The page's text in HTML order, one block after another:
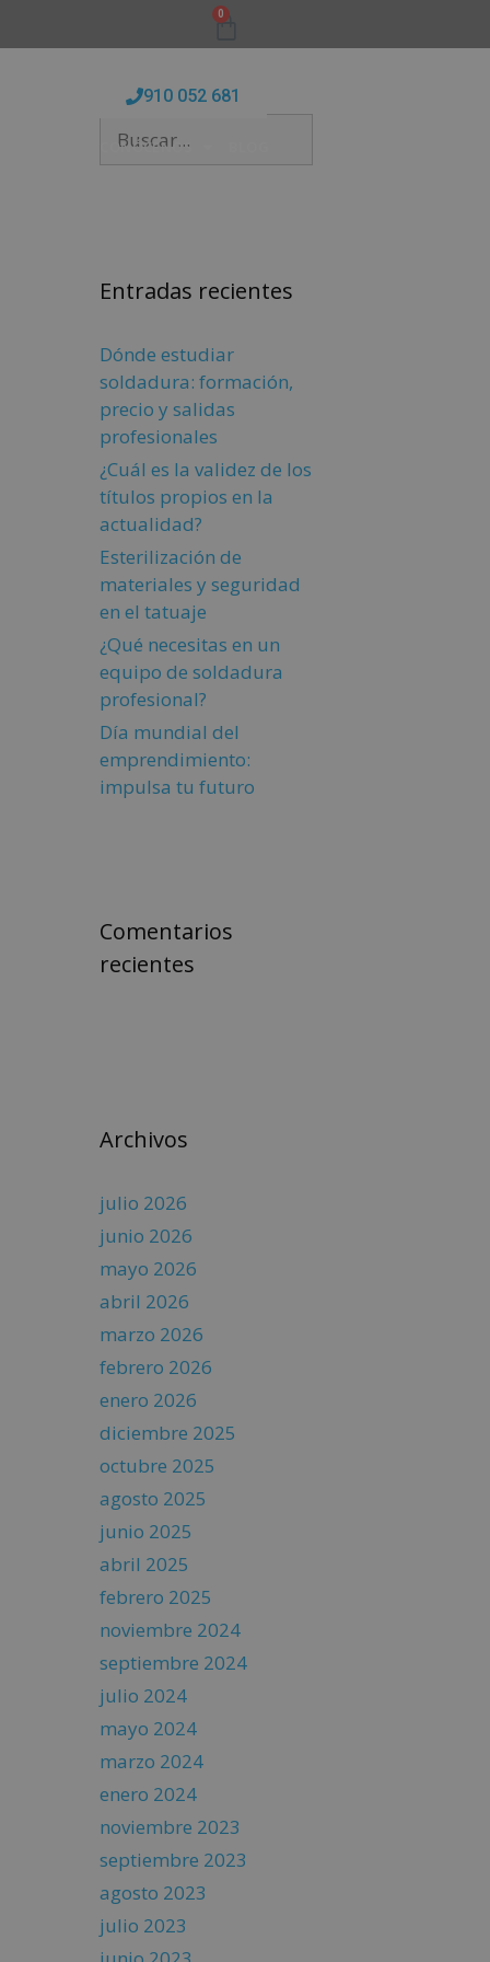
0
910 052 681
CONÓCENOS
Entradas recientes
Dónde estudiar
soldadura: formación,
precio y salidas
profesionales
¿Cuál es la validez de los
títulos propios en la
actualidad?
Esterilización de
materiales y seguridad
en el tatuaje
¿Qué necesitas en un
equipo de soldadura
profesional?
Día mundial del
emprendimiento:
impulsa tu futuro
Comentarios
recientes
Archivos
julio 2026
junio 2026
mayo 2026
abril 2026
marzo 2026
febrero 2026
enero 2026
diciembre 2025
octubre 2025
agosto 2025
junio 2025
abril 2025
febrero 2025
noviembre 2024
septiembre 2024
julio 2024
mayo 2024
marzo 2024
enero 2024
noviembre 2023
septiembre 2023
agosto 2023
julio 2023